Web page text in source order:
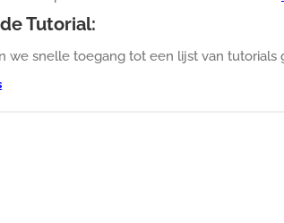
Tutorial:
we snelle toegang tot een lijst van tutorials